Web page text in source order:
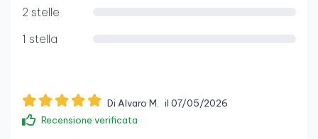
2 stelle
1 stella
Di Alvaro M.
il 07/05/2026
Recensione verificata